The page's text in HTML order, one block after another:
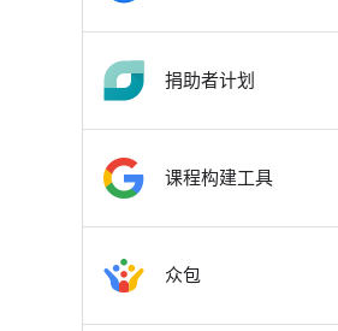
捐助者计划
课程构建工具
众包